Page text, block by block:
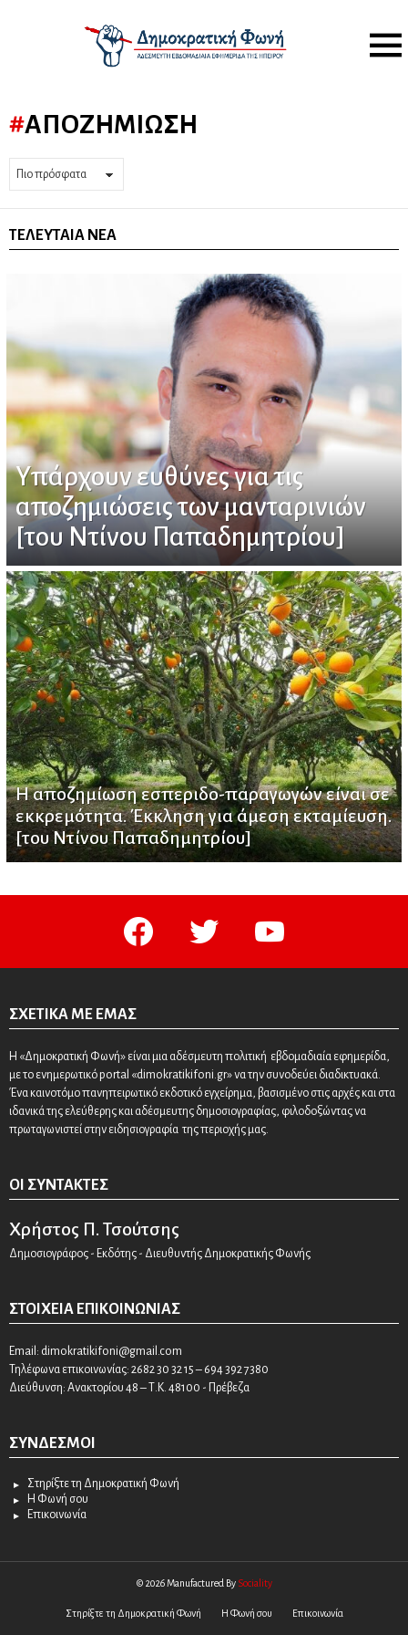
Menu
ΑΠΟΖΗΜΊΩΣΗ
ΤΕΛΕΥΤΑΊΑ ΝΈΑ
Υπάρχουν ευθύνες για τις
αποζημιώσεις των μανταρινιών
[του Ντίνου Παπαδημητρίου]
Η αποζημίωση εσπεριδο-παραγωγών είναι σε
εκκρεμότητα. Έκκληση για άμεση εκταμίευση.
[του Ντίνου Παπαδημητρίου]
facebook twitter youtube
ΣΧΕΤΙΚΆ ΜΕ ΕΜΆΣ
Η «Δημοκρατική Φωνή» είναι μια αδέσμευτη πολιτική εβδομαδιαία εφημερίδα,
με το ενημερωτικό portal «dimokratikifoni.gr» να την συνοδεύει διαδικτυακά.
Ένα καινοτόμο πανηπειρωτικό εκδοτικό εγχείρημα, βασισμένο στις αρχές και στα
ιδανικά της ελεύθερης και αδέσμευτης δημοσιογραφίας, φιλοδοξώντας να
πρωταγωνιστεί στην ειδησιογραφία της περιοχής μας.
ΟΙ ΣΥΝΤΆΚΤΕΣ
Χρήστος Π. Τσούτσης
Δημοσιογράφος - Εκδότης - Διευθυντής Δημοκρατικής Φωνής
ΣΤΟΙΧΕΊΑ ΕΠΙΚΟΙΝΩΝΊΑΣ
Email: dimokratikifoni@gmail.com
Τηλέφωνα επικοινωνίας: 2682 30 32 15 – 694 392 7380
Διεύθυνση: Ανακτορίου 48 – Τ.Κ. 48100 - Πρέβεζα
ΣΎΝΔΕΣΜΟΙ
Στηρίξτε τη Δημοκρατική Φωνή
Η Φωνή σου
Επικοινωνία
© 2026 Manufactured By Sociality
Στηρίξτε τη Δημοκρατική Φωνή Η Φωνή σου Επικοινωνία